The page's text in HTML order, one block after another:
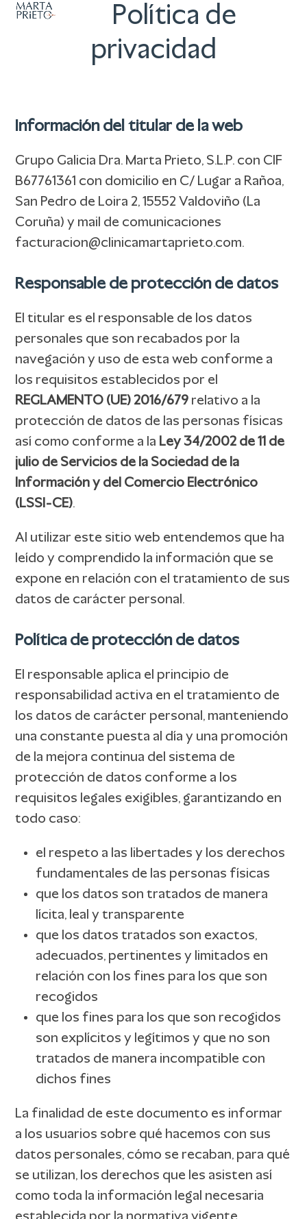
SkipAbrir
Cerrar
Política de
privacidad
Información del titular de la web
Grupo Galicia Dra. Marta Prieto, S.L.P. con CIF
B67761361 con domicilio en C/ Lugar a Rañoa,
San Pedro de Loira 2, 15552 Valdoviño (La
Coruña) y mail de comunicaciones
facturacion@clinicamartaprieto.com.
Responsable de protección de datos
El titular es el responsable de los datos
personales que son recabados por la
navegación y uso de esta web conforme a
los requisitos establecidos por el
REGLAMENTO (UE) 2016/679 relativo a la
protección de datos de las personas físicas
así como conforme a la Ley 34/2002 de 11 de
julio de Servicios de la Sociedad de la
Información y del Comercio Electrónico
(LSSI-CE).
Al utilizar este sitio web entendemos que ha
leído y comprendido la información que se
expone en relación con el tratamiento de sus
datos de carácter personal.
Política de protección de datos
El responsable aplica el principio de
responsabilidad activa en el tratamiento de
los datos de carácter personal, manteniendo
una constante puesta al día y una promoción
de la mejora continua del sistema de
protección de datos conforme a los
requisitos legales exigibles, garantizando en
todo caso:
el respeto a las libertades y los derechos
fundamentales de las personas físicas
que los datos son tratados de manera
lícita, leal y transparente
que los datos tratados son exactos,
adecuados, pertinentes y limitados en
relación con los fines para los que son
recogidos
que los fines para los que son recogidos
son explícitos y legítimos y que no son
tratados de manera incompatible con
dichos fines
La finalidad de este documento es informar
a los usuarios sobre qué hacemos con sus
datos personales, cómo se recaban, para qué
se utilizan, los derechos que les asisten así
como toda la información legal necesaria